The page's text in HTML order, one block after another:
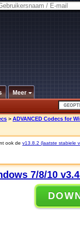
Meer
> ADVANCED Codecs for
ook de v13.8.2 (laatste stabiele
7/8/10